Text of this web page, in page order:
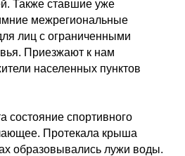
Также ставшие уже
межрегиональные
лиц с ограниченными
Приезжают к нам
населенных пунктов
состояние спортивного
Протекала крыша
образовывались лужи воды.